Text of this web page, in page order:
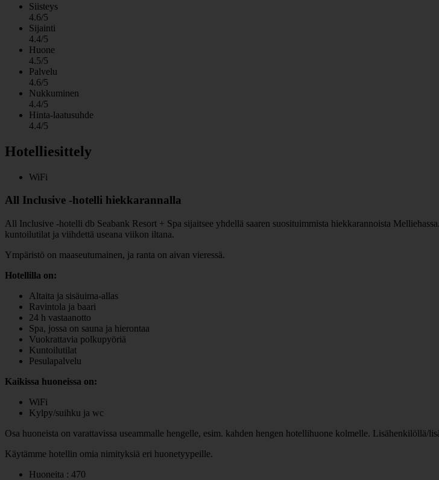
Siisteys
4.6/5
Sijainti
4.4/5
Huone
4.5/5
Palvelu
4.6/5
Nukkuminen
4.4/5
Hinta-laatusuhde
4.4/5
Hotelliesittely
WiFi
All Inclusive -hotelli hiekkarannalla
All Inclusive -hotelli db Seabank Resort + Spa sijaitsee yhdellä saaren suosituimmista hiekkarannoista
kuntoilutilat ja viihdettä useana viikon iltana.
Ympäristö on maaseutumainen, ja ranta on aivan vieressä.
Hotellilla on:
Altaita ja sisäuima-allas
Ravintola ja baari
24 h vastaanotto
Spa, jossa on sauna ja hierontaa
Vuokrattavia polkupyöriä
Kuntoilutilat
Pesulapalvelu
Kaikissa huoneissa on:
WiFi
Kylpy/suihku ja wc
Osa huoneista on varattavissa useammalle hengelle, esim. kahden hengen hotellihuone kolmelle.
Käytämme hotellin omia nimityksiä eri huonetyypeille.
Huoneita : 470